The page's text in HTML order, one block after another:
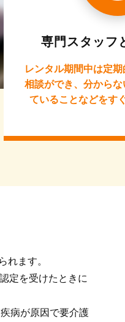
専門スタッフ
レンタル期間中は定
相談ができ、分から
ていることなどをす
ます。
定を受けたときに
病が原因で要介護